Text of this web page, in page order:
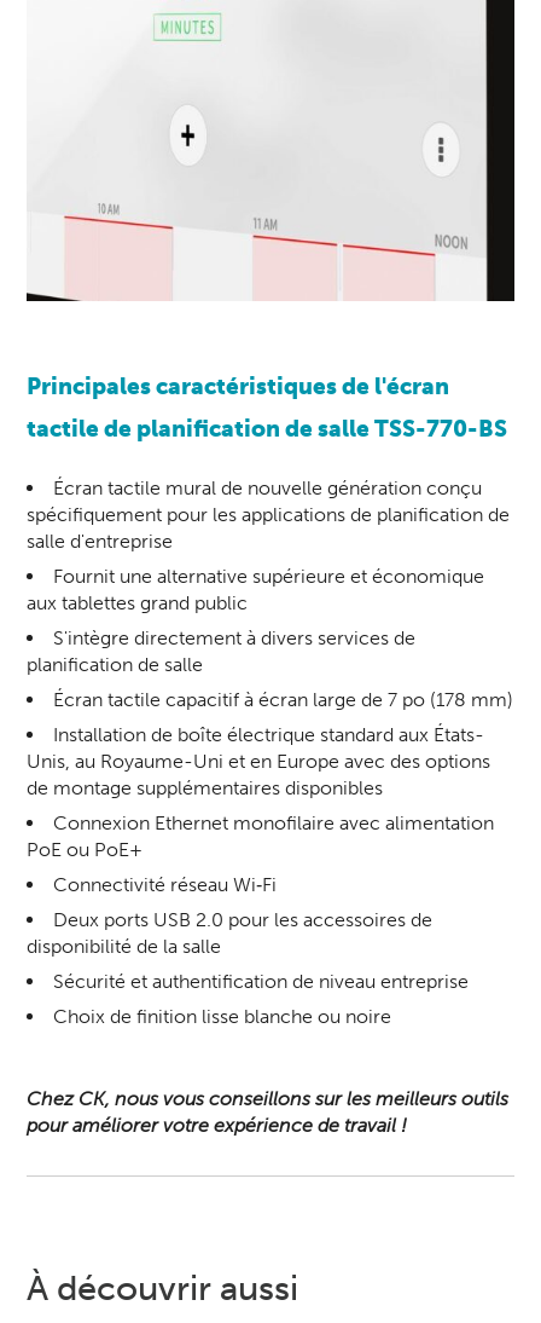
Principales caractéristiques de l'écran
tactile de planification de salle TSS-770-BS
Écran tactile mural de nouvelle génération conçu
spécifiquement pour les applications de planification de
salle d'entreprise
Fournit une alternative supérieure et économique
aux tablettes grand public
S'intègre directement à divers services de
planification de salle
Écran tactile capacitif à écran large de 7 po (178 mm)
Installation de boîte électrique standard aux États-
Unis, au Royaume-Uni et en Europe avec des options
de montage supplémentaires disponibles
Connexion Ethernet monofilaire avec alimentation
PoE ou PoE+
Connectivité réseau Wi‑Fi
Deux ports USB 2.0 pour les accessoires de
disponibilité de la salle
Sécurité et authentification de niveau entreprise
Choix de finition lisse blanche ou noire
Chez CK, nous vous conseillons sur les meilleurs outils
pour améliorer votre expérience de travail !
À découvrir aussi